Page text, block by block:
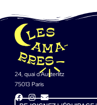
24, quai d’Austerlitz
75013 Paris